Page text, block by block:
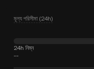
মূল্য পরিসীমা (24h)
24h নিম্ন
--